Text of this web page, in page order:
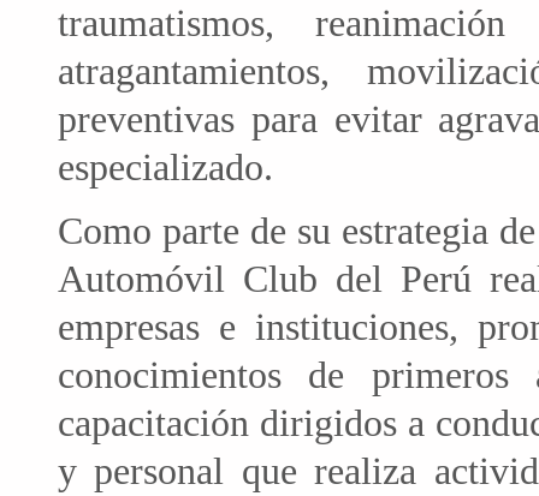
traumatismos,
atragantamientos,
preventivas para evitar
especializado.
Como parte de su estrategia
Automóvil Club del Perú
empresas e instituciones,
conocimientos de
capacitación dirigidos a
y personal que realiza